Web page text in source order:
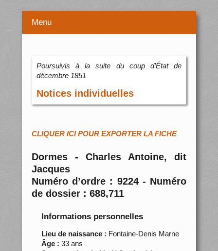
Menu
Poursuivis à la suite du coup d’État de
décembre 1851
Notices individuelles
CLIQUER ICI POUR EXPORTER LA FICHE
Dormes - Charles Antoine, dit
Jacques
Numéro d’ordre : 9224 - Numéro
de dossier : 688,711
Informations personnelles
Lieu de naissance : Fontaine-Denis Marne
Âge : 33 ans